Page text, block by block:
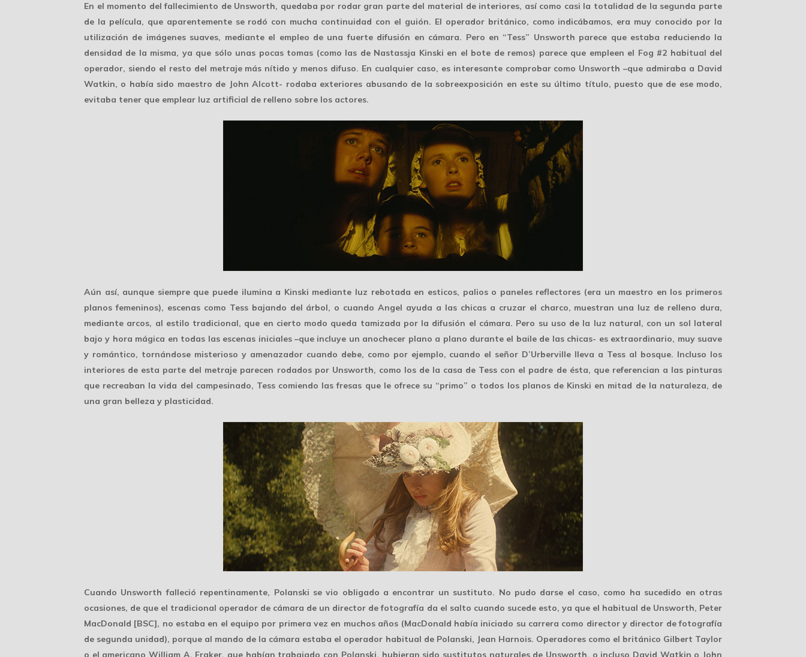
En el momento del fallecimiento de Unsworth, quedaba por rodar gran parte del material de interiores, así como casi la totalidad de la segunda parte
de la película, que aparentemente se rodó con mucha continuidad con el guión. El operador británico, como indicábamos, era muy conocido por la
utilización de imágenes suaves, mediante el empleo de una fuerte difusión en cámara. Pero en “Tess” Unsworth parece que estaba reduciendo la
densidad de la misma, ya que sólo unas pocas tomas (como las de Nastassja Kinski en el bote de remos) parece que empleen el Fog #2 habitual del
operador, siendo el resto del metraje más nítido y menos difuso. En cualquier caso, es interesante comprobar como Unsworth –que admiraba a David
Watkin, o había sido maestro de John Alcott- rodaba exteriores abusando de la sobreexposición en este su último título, puesto que de ese modo,
evitaba tener que emplear luz artificial de relleno sobre los actores.
Aún así, aunque siempre que puede ilumina a Kinski mediante luz rebotada en esticos, palios o paneles reflectores (era un maestro en los primeros
planos femeninos), escenas como Tess bajando del árbol, o cuando Angel ayuda a las chicas a cruzar el charco, muestran una luz de relleno dura,
mediante arcos, al estilo tradicional, que en cierto modo queda tamizada por la difusión el cámara. Pero su uso de la luz natural, con un sol lateral
bajo y hora mágica en todas las escenas iniciales –que incluye un anochecer plano a plano durante el baile de las chicas- es extraordinario, muy suave
y romántico, tornándose misterioso y amenazador cuando debe, como por ejemplo, cuando el señor D’Urberville lleva a Tess al bosque. Incluso los
interiores de esta parte del metraje parecen rodados por Unsworth, como los de la casa de Tess con el padre de ésta, que referencian a las pinturas
que recreaban lavida del campesinado, Tess comiendo las fresas que le ofrece su “primo” o todos los planos de Kinski en mitad de la naturaleza, de
una gran belleza y plasticidad.
Cuando Unsworth falleció repentinamente, Polanski se vio obligado a encontrar un sustituto. No pudo darse el caso, como ha sucedido en otras
ocasiones, de que el tradicional operador de cámara de un director de fotografía da el salto cuando sucede esto, ya que el habitual de Unsworth, Peter
MacDonald [BSC], no estaba en el equipo por primera vez en muchos años (MacDonald había iniciado su carrera como director y director de fotografía
de segunda unidad), porque al mando de la cámara estaba el operador habitual de Polanski, Jean Harnois. Operadores como el británico Gilbert Taylor
o el americano William A. Fraker, que habían trabajado con Polanski, hubieran sido sustitutos naturales de Unsworth, o incluso David Watkin o John